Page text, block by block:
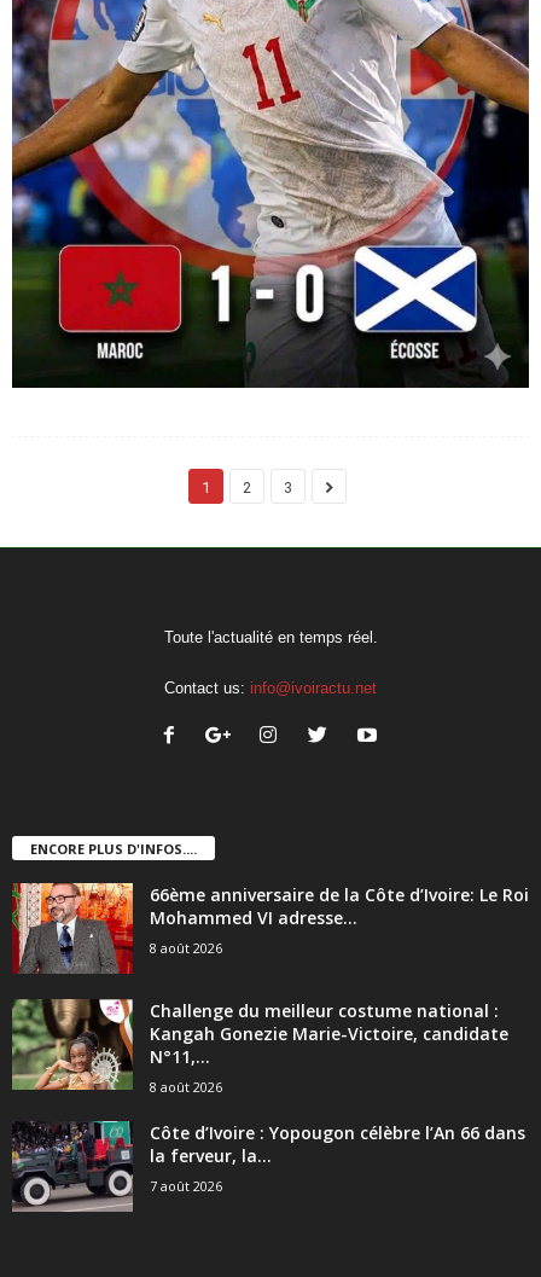
1 2 3
Toute l'actualité en temps réel.
Contact us: info@ivoiractu.net
ENCORE PLUS D'INFOS....
66ème anniversaire de la Côte d’Ivoire: Le Roi
Mohammed VI adresse...
8 août 2026
Challenge du meilleur costume national :
Kangah Gonezie Marie-Victoire, candidate
N°11,...
8 août 2026
Côte d’Ivoire : Yopougon célèbre l’An 66 dans
la ferveur, la...
7 août 2026